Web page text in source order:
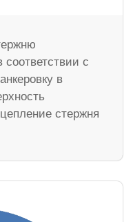
с
в
стержня